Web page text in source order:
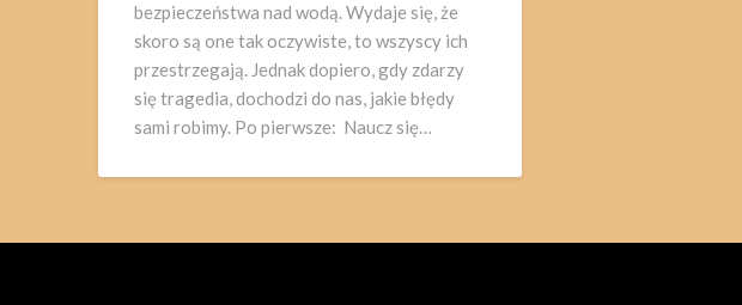
bezpieczeństwa nad wodą. Wydaje się, że
skoro są one tak oczywiste, to wszyscy ich
przestrzegają. Jednak dopiero, gdy zdarzy
się tragedia, dochodzi do nas, jakie błędy
sami robimy. Po pierwsze: Naucz się…